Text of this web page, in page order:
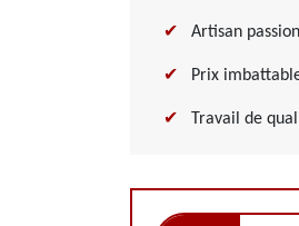
Artisan
Prix
Travail de